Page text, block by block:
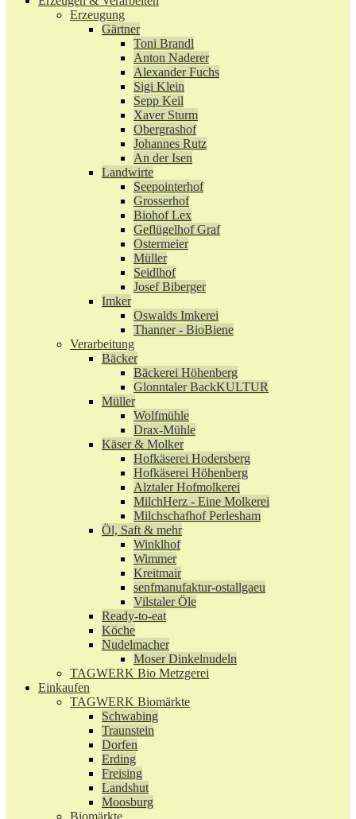
Erzeugung
Gärtner
Toni Brandl
Anton Naderer
Alexander Fuchs
Sigi Klein
Sepp Keil
Xaver Sturm
Obergrashof
Johannes Rutz
An der Isen
Landwirte
Seepointerhof
Grosserhof
Biohof Lex
Geflügelhof Graf
Ostermeier
Müller
Seidlhof
Josef Biberger
Imker
Oswalds Imkerei
Thanner - BioBiene
Verarbeitung
Bäcker
Bäckerei Höhenberg
Glonntaler BackKULTUR
Müller
Wolfmühle
Drax-Mühle
Käser & Molker
Hofkäserei Hodersberg
Hofkäserei Höhenberg
Alztaler Hofmolkerei
MilchHerz - Eine Molkerei
Milchschafhof Perlesham
Öl, Saft & mehr
Winklhof
Wimmer
Kreitmair
senfmanufaktur-ostallgaeu
Vilstaler Öle
Ready-to-eat
Köche
Nudelmacher
Moser Dinkelnudeln
TAGWERK Bio Metzgerei
Einkaufen
TAGWERK Biomärkte
Schwabing
Traunstein
Dorfen
Erding
Freising
Landshut
Moosburg
Biomärkte